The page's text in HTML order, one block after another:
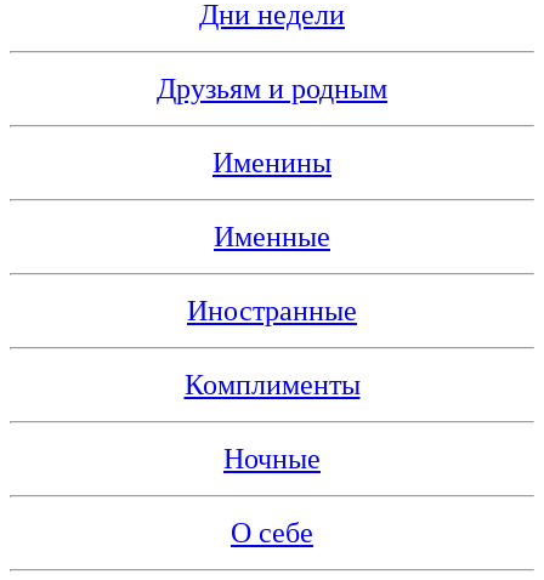
Дни недели
Друзьям и родным
Именины
Именные
Иностранные
Комплименты
Ночные
О себе